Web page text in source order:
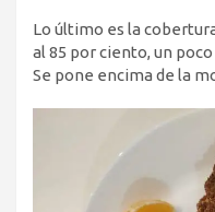
Lo último es la
al 85 por ciento, un
Se pone encima de la